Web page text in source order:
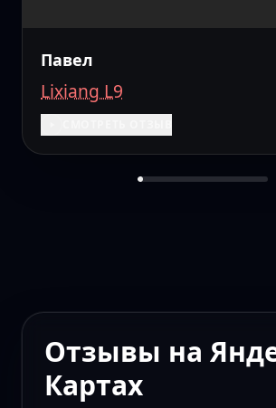
Павел
Lixiang L9
Отзывы на
Картах